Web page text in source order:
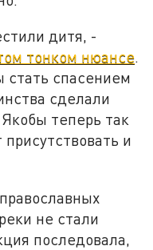
дитя, -
тонком нюансе.
стать спасением
сделали
теперь так
и
не стали
последовала,